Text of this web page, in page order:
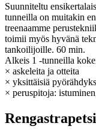
Suunniteltu
tunneilla on muitakin
treenaamme
toimii myös hyvänä
tankoilijoille. 60 min.
Alkeis 1 -tunneilla
× askeleita ja otteita
× yksittäisiä
× peruspitoja:
Rengastrapetsi